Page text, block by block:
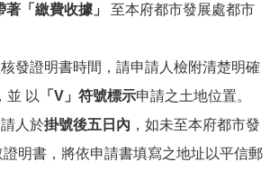
著「繳費收據」 至本府都市發展處都市
發證明書時間，請申請人檢附清楚明確
並 以 「V」符號標示申請之土地位置。
人於掛號後五日內 ，如未至本府都市發
明書，將依申請書填寫之地址以平信郵